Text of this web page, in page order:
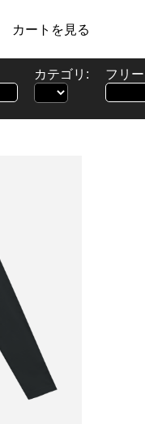
カートを見る
カテゴリ:
フリ